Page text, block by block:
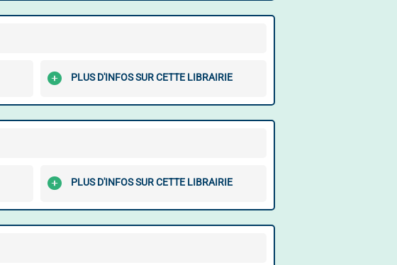
PLUS D'INFOS SUR CETTE LIBRAIRIE
PLUS D'INFOS SUR CETTE LIBRAIRIE